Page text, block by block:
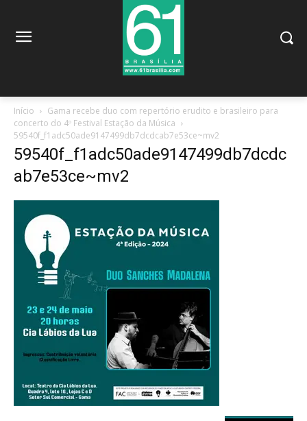
Início
Gama recebe duo com repertório erudito e brasileiro para
concerto do 4º Festival Estação da Música
59540f_f1adc50ade9147499db7dcdcab7e53ce~mv2
59540f_f1adc50ade9147499db7dcdc
ab7e53ce~mv2